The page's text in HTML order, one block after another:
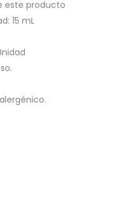
este producto
15 mL